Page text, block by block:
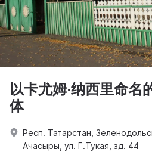
以卡尤姆·纳西里命名
体
Респ. Татарстан,
Ачасыры, ул. Г.Тукая, зд. 44